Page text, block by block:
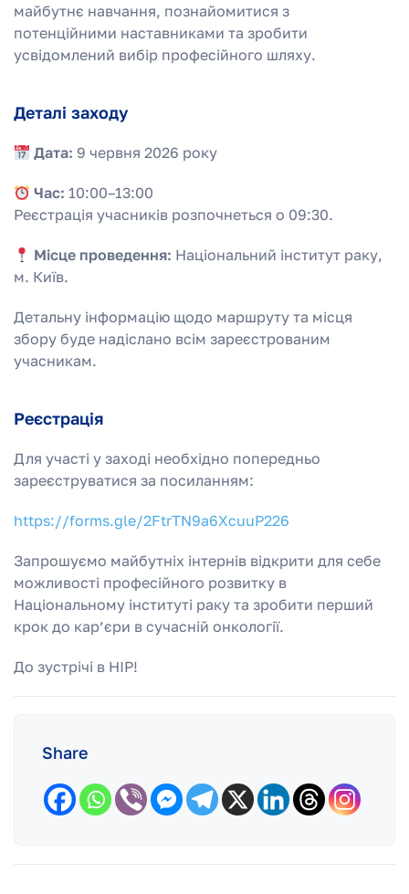
майбутнє навчання, познайомитися з
потенційними наставниками та зробити
усвідомлений вибір професійного шляху.
Деталі заходу
Дата: 9 червня 2026 року
Час: 10:00–13:00
Реєстрація учасників розпочнеться о 09:30.
Місце проведення: Національний інститут раку,
м. Київ.
Детальну інформацію щодо маршруту та місця
збору буде надіслано всім зареєстрованим
учасникам.
Реєстрація
Для участі у заході необхідно попередньо
зареєструватися за посиланням:
https://forms.gle/2FtrTN9a6XcuuP226
Запрошуємо майбутніх інтернів відкрити для себе
можливості професійного розвитку в
Національному інституті раку та зробити перший
крок до кар’єри в сучасній онкології.
До зустрічі в НІР!
Share